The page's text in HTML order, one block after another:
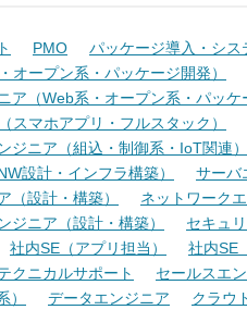
PMO パッケージ導入・シス
オープン系・パッケージ開発）
ア（Web系・オープン系・パッケ
スマホアプリ・フルスタック）
ジニア（組込・制御系・IoT関連）
設計・インフラ構築）
サーバ
（設計・構築）
ネットワーク
ジニア（設計・構築）
セキュ
社内SE（アプリ担当） 社内SE
クニカルサポート
セールスエ
）
データエンジニア クラウ